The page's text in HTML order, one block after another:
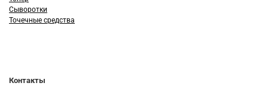
Сыворотки
Точечные средства
Контакты